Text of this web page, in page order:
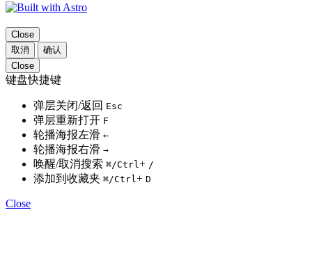
Close
取消
确认
Close
键盘快捷键
弹层关闭/返回 Esc
弹层重新打开 F
轮播海报左滑 ←
轮播海报右滑 →
唤醒/取消搜索 ⌘/Ctrl + /
添加到收藏夹 ⌘/Ctrl + D
Close